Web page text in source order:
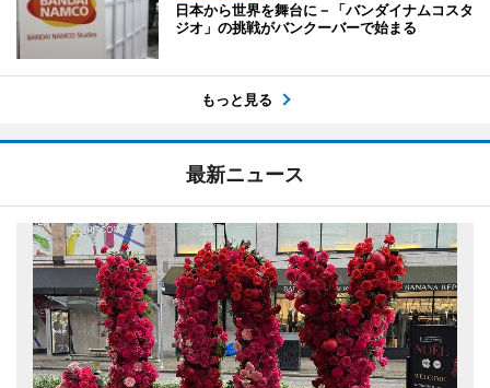
日本から世界を舞台に－「バンダイナムコスタ
ジオ」の挑戦がバンクーバーで始まる
もっと見る
最新ニュース